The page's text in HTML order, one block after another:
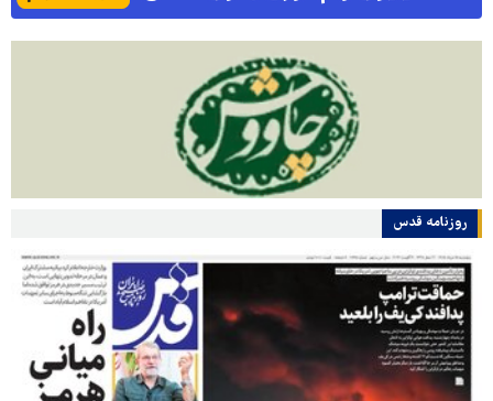
روزنامه قدس